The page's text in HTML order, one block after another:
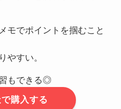
モでポイントを掴むこと
やすい。
もできる◎
購入する